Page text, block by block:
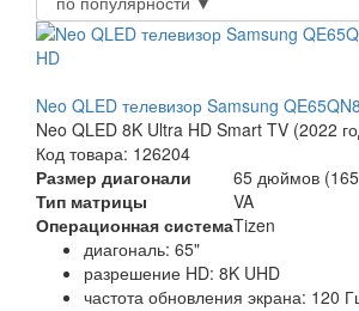
Neo QLED телевизор Samsung
Neo QLED 8K Ultra HD Smart TV (2022
Код товара: 126204
Размер диагонали
65 дюймов
Тип матрицы
VA
Операционная системаTizen
диагональ: 65"
разрешение HD: 8K UHD
частота обновления экрана: 120